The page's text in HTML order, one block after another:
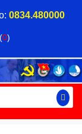
0834.480000
(0)